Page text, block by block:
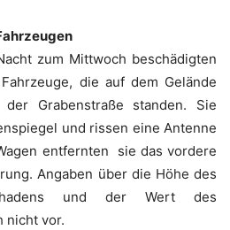
zum Mittwoch beschädigten
die auf dem Gelände
Grabenstraße standen. Sie
und rissen eine Antenne
entfernten sie das vordere
Angaben über die Höhe des
und der Wert des
nicht vor.